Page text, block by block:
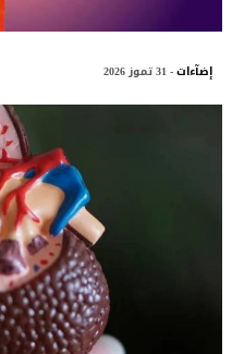
إضآءات- 31 تموز 2026